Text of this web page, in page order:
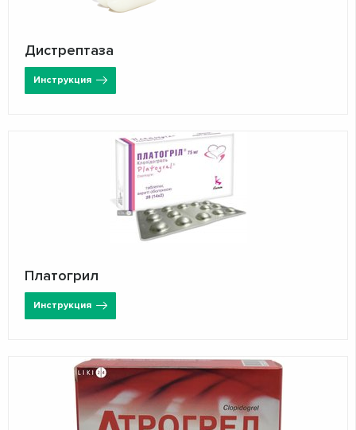
Дистрептаза
Инструкция
Платогрил
Инструкция